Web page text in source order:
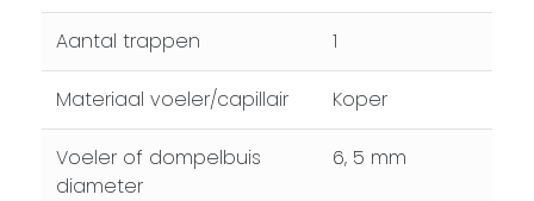
Aantal trappen 1
Materiaal voeler/capillair Koper
Voeler of dompelbuis
diameter
6, 5 mm